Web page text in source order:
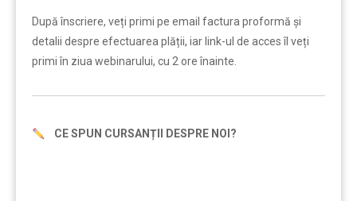
După înscriere, veți primi pe email factura proformă și
detalii despre efectuarea plății, iar link-ul de acces îl veți
primi în ziua webinarului, cu 2 ore înainte.
CE SPUN CURSANȚII DESPRE NOI?